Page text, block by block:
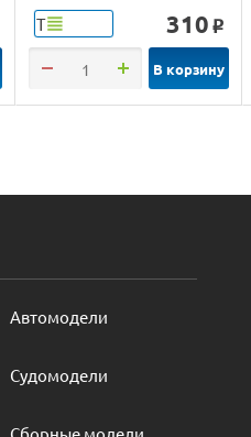
Т 310 o
В корзину
Автомодели
Судомодели